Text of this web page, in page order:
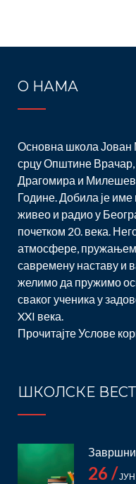
О НАМА
Основна школа Јован
срцу Општине Врачар,
Драгомира и
Године. Добила је име
живео и радио у
почетком 20. века.
атмосфере,
савремену наставу и
желимо да пружимо
сваког ученика у
XXI века.
ПрочитајтеУслове
ШКОЛСКЕ
Завршни
26 /ЈУН